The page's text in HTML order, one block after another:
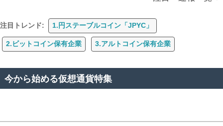
注目トレンド: 1.円ステーブルコイン「JPYC」
2.ビットコイン保有企業 3.アルトコイン保有企業
今から始める仮想通貨特集